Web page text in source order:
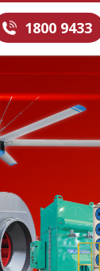
1800 9433